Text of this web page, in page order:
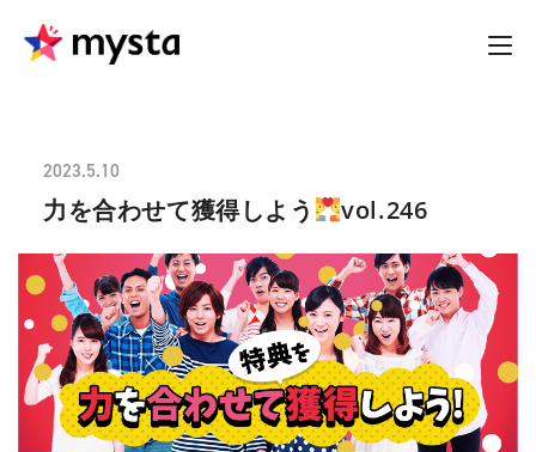
2023.5.10
力を合わせて獲得しよう vol.246